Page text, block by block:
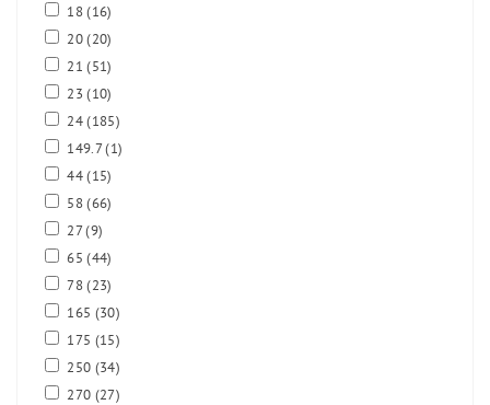
18(16)
20(20)
21(51)
23(10)
24(185)
149.7(1)
44(15)
58(66)
27(9)
65(44)
78(23)
165 (30)
175 (15)
250 (34)
270 (27)